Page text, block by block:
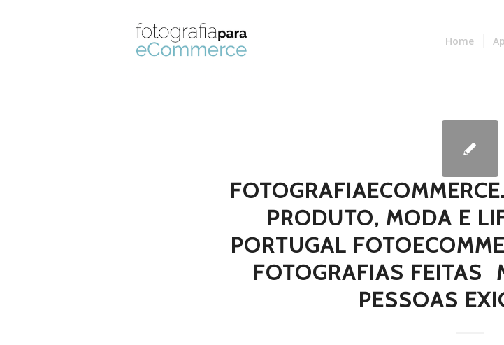
Home
PRODUTO, MODA E
PORTUGAL
FOTOGRAFIAS FEITAS 
PESSOAS